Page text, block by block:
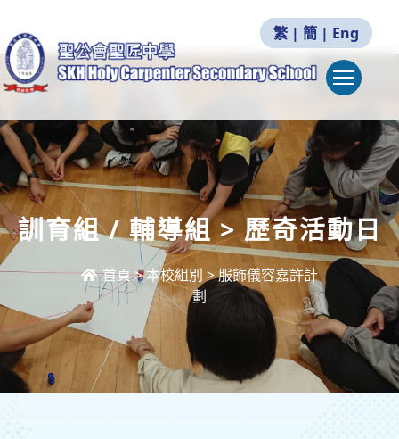
繁 | 簡 | Eng
訓育組 / 輔導組 > 歷奇活動日
首頁> 本校組別 >服飾儀容嘉許計
劃